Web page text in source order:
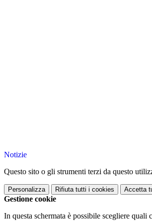
Notizie
Questo sito o gli strumenti terzi da questo
Personalizza Rifiuta tutti i cookies Accetta
Gestione cookie
In questa schermata è possibile scegliere quali